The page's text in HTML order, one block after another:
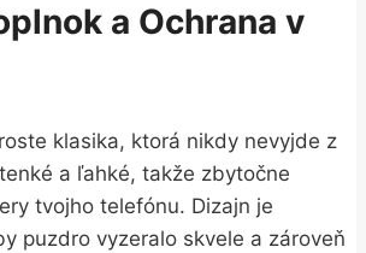
a Ochrana v
klasika, ktorá nikdy nevyjde z
a ľahké, takže zbytočne
tvojho telefónu. Dizajn je
puzdro vyzeralo skvele a zároveň